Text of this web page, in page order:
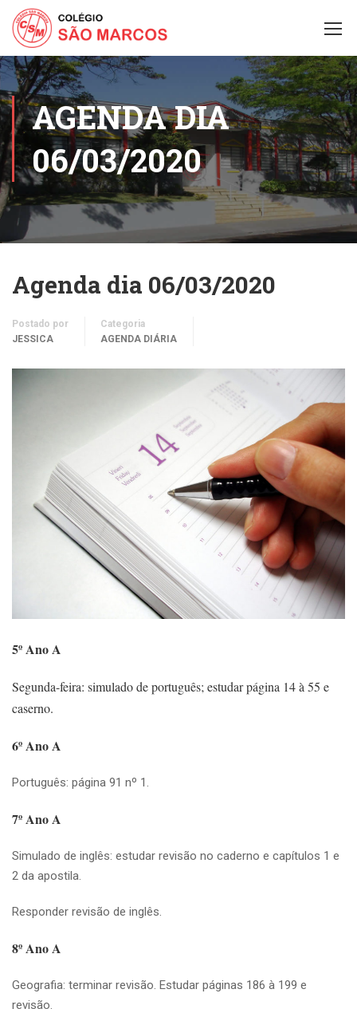
AGENDA DIA
06/03/2020
Agenda dia 06/03/2020
Postado por
JESSICA
Categoria
AGENDA DIÁRIA
5º Ano A
Segunda-feira: simulado de português; estudar página 14 à 55 e
caserno.
6º Ano A
Português: página 91 nº 1.
7º Ano A
Simulado de inglês: estudar revisão no caderno e capítulos 1 e
2 da apostila.
Responder revisão de inglês.
8º Ano A
Geografia: terminar revisão. Estudar páginas 186 à 199 e
revisão.